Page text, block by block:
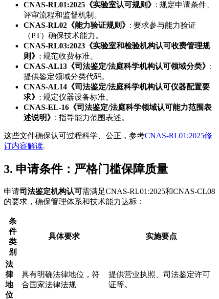
CNAS-RL01:2025《实验室认可规则》 : 规定申请条件、
评审流程和监督机制。
CNAS-RL02《能力验证规则》 : 要求参与能力验证
（PT）确保技术能力。
CNAS-RL03:2023《实验室和检验机构认可收费管理规
则》 : 规范收费标准。
CNAS-AL13《司法鉴定/法庭科学机构认可领域分类》 :
提供鉴定领域分类代码。
CNAS-AL14《司法鉴定/法庭科学机构认可仪器配置要
求》 : 规定仪器设备标准。
CNAS-EL-16《司法鉴定/法庭科学领域认可能力范围表
述说明》 : 指导能力范围表述。
这些文件确保认可过程科学、公正，参考CNAS-RL01:2025修
订内容解读.
3. 申请条件：严格门槛保障质量
申请司法鉴定机构认可需满足CNAS-RL01:2025和CNAS-CL08
的要求，确保管理体系和技术能力达标：
条
件
类
别
具体要求 实施要点
法
律
地
位
具有明确法律地位，符
合国家法律法规
提供营业执照、司法鉴定许可
证等。